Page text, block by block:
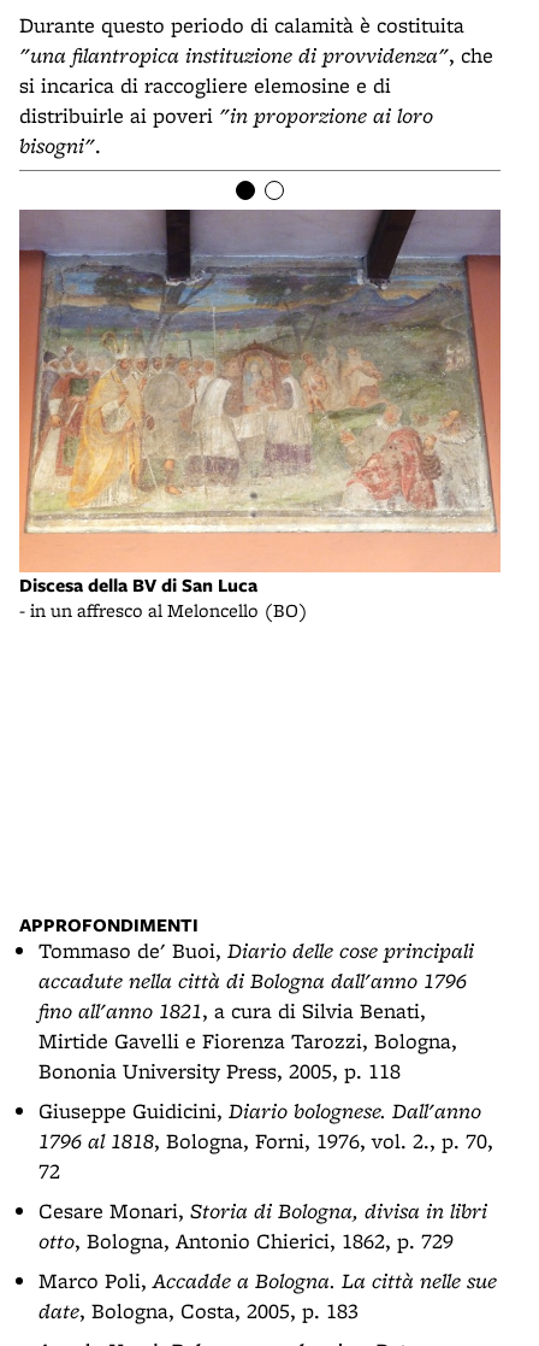
Durante questo periodo di calamità è costituita
"una filantropica instituzione di provvidenza", che
si incarica di raccogliere elemosine e di
distribuirle ai poveri "in proporzione ai loro
bisogni".
Discesa della BV di San Luca
- in un affresco al Meloncello (BO)
APPROFONDIMENTI
Tommaso de' Buoi, Diario delle cose principali
accadute nella città di Bologna dall'anno 1796
fino all'anno 1821, a cura di Silvia Benati,
Mirtide Gavelli e Fiorenza Tarozzi, Bologna,
Bononia University Press, 2005, p. 118
Giuseppe Guidicini, Diario bolognese. Dall'anno
1796 al 1818, Bologna, Forni, 1976, vol. 2., p. 70,
72
Cesare Monari, Storia di Bologna, divisa in libri
otto, Bologna, Antonio Chierici, 1862, p. 729
Marco Poli,Accadde a Bologna. La città nelle sue
date, Bologna, Costa, 2005, p. 183